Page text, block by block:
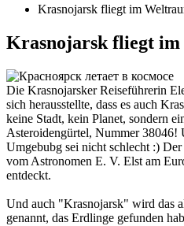
Krasnojarsk fliegt im
Krasnojarsk fliegt
Die Krasnojarsker Reiseführerin
sich herausstellte, dass es auch
keine Stadt, kein Planet, sondern
Asteroidengürtel, Nummer 38046!
Umgebubg sei nicht schlecht :)
vom Astronomen E. V. Elst am
entdeckt.
Und auch "Krasnojarsk" wird das
genannt, das Erdlinge gefunden